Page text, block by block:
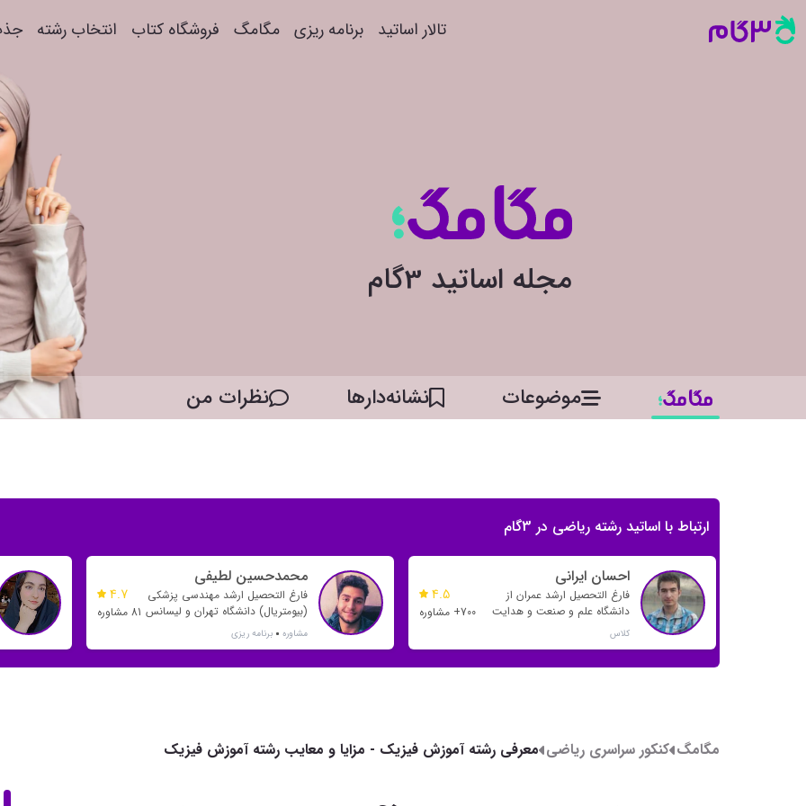
تالار اساتید برنامه ریزی مگامگ فروشگاه کتاب انتخاب رشته
مجله اساتید 3گام
موضوعات نشانه‌دار‌ها نظرات من
ارتباط با اساتید رشته ریاضی در 3گام
احسان ایرانی
فارغ التحصیل ارشد عمران از
دانشگاه علم و صنعت و هدایت
بسیاری از رتبه های تک رقمی و
دو رقمی
کلاس
4.5
700+ مشاوره
محمدحسین لطیفی
فارغ التحصیل ارشد مهندسی پزشکی
(بیومتریال) دانشگاه تهران و لیسانس
مهندسی پلیمر دانشگاه صنعتی
امیرکبیر
مشاوره برنامه ریزی
4.7
81 مشاوره
مگامگ کنکور سراسری ریاضی معرفی رشته آموزش فیزیک - مزایا و معایب رشته آموزش فیزیک